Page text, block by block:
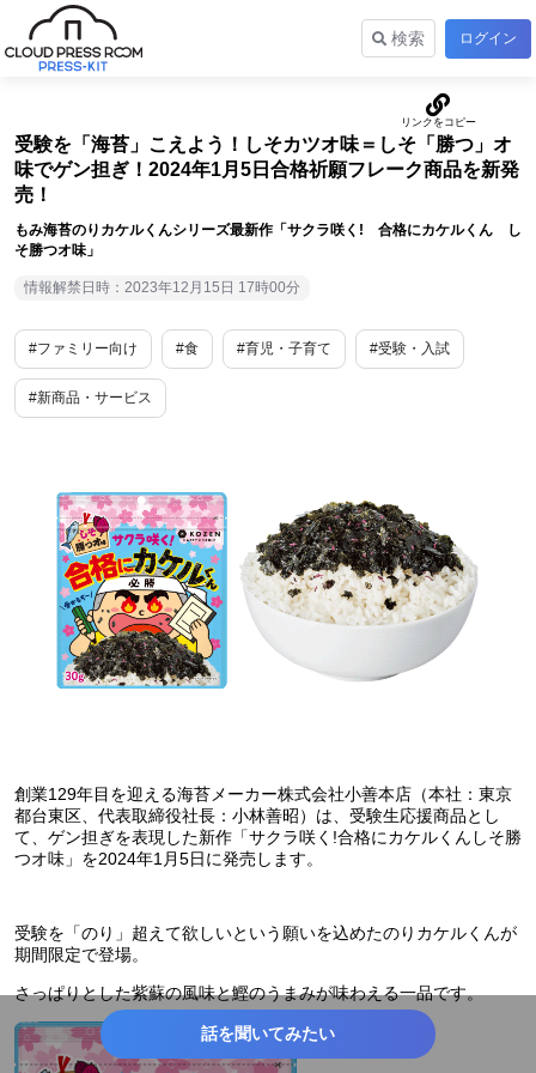
検索 ログイン
受験を「海苔」こえよう！しそカツオ味＝しそ「勝つ」オ
味でゲン担ぎ！2024年1月5日合格祈願フレーク商品を新発
売！
もみ海苔のりカケルくんシリーズ最新作「サクラ咲く! 合格にカケルくん し
そ勝つオ味」
情報解禁日時：2023年12月15日 17時00分
#ファミリー向け #食 #育児・子育て #受験・入試
#新商品・サービス
創業129年目を迎える海苔メーカー株式会社小善本店（本社：東京
都台東区、代表取締役社長：小林善昭）は、受験生応援商品とし
て、ゲン担ぎを表現した新作「サクラ咲く!合格にカケルくんしそ勝
つオ味」を2024年1月5日に発売します。
受験を「のり」超えて欲しいという願いを込めたのりカケルくんが
期間限定で登場。
さっぱりとした紫蘇の風味と鰹のうまみが味わえる一品です。
話を聞いてみたい